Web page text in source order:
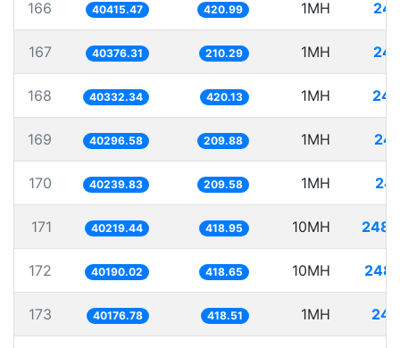
166 40415.47 420.99 1MH
167 40376.31 210.29 1MH
168 40332.34 420.13 1MH
169 40296.58 209.88 1MH
170 40239.83 209.58 1MH
171 40219.44 418.95 10MH
172 40190.02 418.65 10MH
173 40176.78 418.51 1MH